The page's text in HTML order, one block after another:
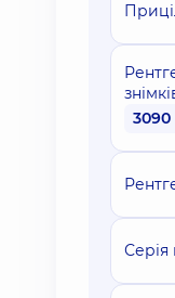
3090
Серія